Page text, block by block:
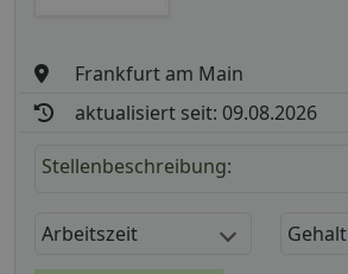
Frankfurt am Main
aktualisiert seit: 09.08.2026
Stellenbeschreibung:
Arbeitszeit Gehalt